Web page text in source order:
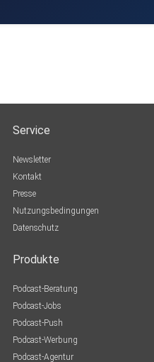
Service
Newsletter
Kontakt
Presse
Nutzungsbedingungen
Datenschutz
Produkte
Podcast-Beratung
Podcast-Jobs
Podcast-Push
Podcast-Werbung
Podcast-Agentur